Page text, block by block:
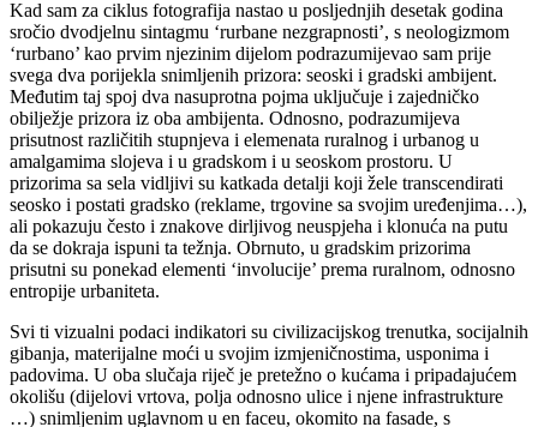
Kad sam za ciklus fotografija nastao u posljednjih desetak godina
sročio dvodjelnu sintagmu ‘rurbane nezgrapnosti’, s neologizmom
‘rurbano’ kao prvim njezinim dijelom podrazumijevao sam prije
svega dva porijekla snimljenih prizora: seoski i gradski ambijent.
Međutim taj spoj dva nasuprotna pojma uključuje i zajedničko
obilježje prizora iz oba ambijenta. Odnosno, podrazumijeva
prisutnost različitih stupnjeva i elemenata ruralnog i urbanog u
amalgamima slojeva i u gradskom i u seoskom prostoru. U
prizorima sa sela vidljivi su katkada detalji koji žele transcendirati
seosko i postati gradsko (reklame, trgovine sa svojim uređenjima…),
ali pokazuju često i znakove dirljivog neuspjeha i klonuća na putu
da se dokraja ispuni ta težnja. Obrnuto, u gradskim prizorima
prisutni su ponekad elementi ‘involucije’ prema ruralnom, odnosno
entropije urbaniteta.
Svi ti vizualni podaci indikatori su civilizacijskog trenutka, socijalnih
gibanja, materijalne moći u svojim izmjeničnostima, usponima i
padovima. U oba slučaja riječ je pretežno o kućama i pripadajućem
okolišu (dijelovi vrtova, polja odnosno ulice i njene infrastrukture
…) snimljenim uglavnom u en faceu, okomito na fasade, s